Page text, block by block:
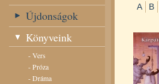
Újdonságok
Könyveink
-Vers
-Próza
-Dráma
A B